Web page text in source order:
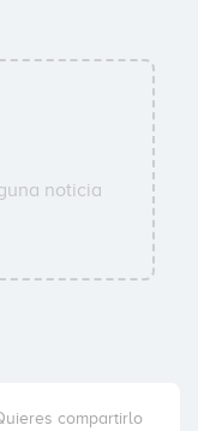
noticia
compartirlo